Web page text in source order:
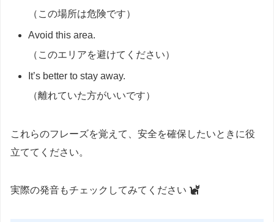
（この場所は危険です）
Avoid this area.
（このエリアを避けてください）
It’s better to stay away.
（離れていた方がいいです）
これらのフレーズを覚えて、安全を確保したいときに役
立ててください。
実際の発音もチェックしてみてください